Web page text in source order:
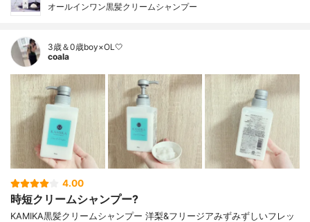
オールインワン黒髪クリームシャンプー
3歳＆0歳boy×OL🤍
coala
4.00
時短クリームシャンプー?
KAMIKA黒髪クリームシャンプー 洋梨&フリージアみずみずしいフレッ